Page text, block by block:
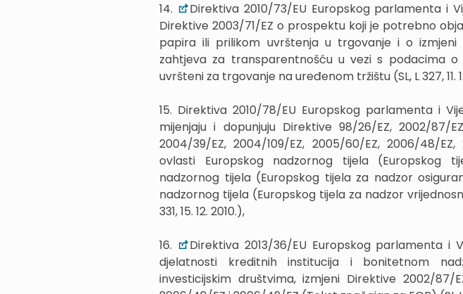
14.
Direktiva 2010/73/EU Europskog parlamenta i
Direktive 2003/71/EZ o prospektu koji je potrebno
papira ili prilikom uvrštenja u trgovanje i o izmjeni
zahtjeva za transparentnošću u vezi s podacima o
uvršteni za trgovanje na uređenom tržištu (SL, L 327, 11.
15. Direktiva 2010/78/EU Europskog parlamenta i
mijenjaju i dopunjuju Direktive 98/26/EZ, 2002/87/
2004/39/EZ, 2004/109/EZ, 2005/60/EZ, 2006/48/
ovlasti Europskog nadzornog tijela (Europskog
nadzornog tijela (Europskog tijela za nadzor
nadzornog tijela (Europskog tijela za nadzor
331, 15. 12. 2010.),
16.
Direktiva 2013/36/EU Europskog parlamenta i
djelatnosti kreditnih institucija i bonitetnom
investicijskim društvima, izmjeni Direktive 2002/